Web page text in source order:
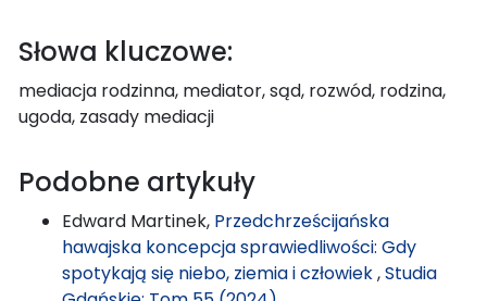
Słowa kluczowe:
mediacja rodzinna, mediator, sąd, rozwód, rodzina,
ugoda, zasady mediacji
Podobne artykuły
Edward Martinek, Przedchrześcijańska
hawajska koncepcja sprawiedliwości: Gdy
spotykają się niebo, ziemia i człowiek,Studia